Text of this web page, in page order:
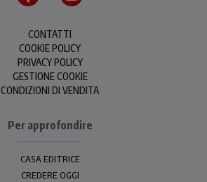
CONTATTI
COOKIE POLICY
PRIVACY POLICY
GESTIONE COOKIE
CONDIZIONI DI VENDITA
Per approfondire
CASA EDITRICE
CREDERE OGGI